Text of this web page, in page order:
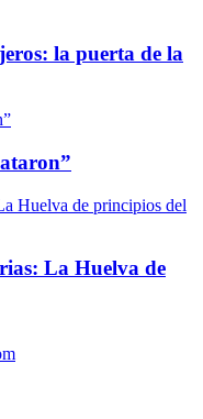
la puerta de la
La Huelva de